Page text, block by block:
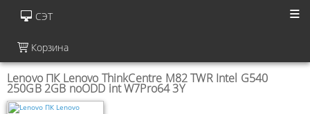
СЭТ
Корзина
Lenovo ПК Lenovo ThinkCentre M82 TWR Intel G540
250GB 2GB noODD int W7Pro64 3Y